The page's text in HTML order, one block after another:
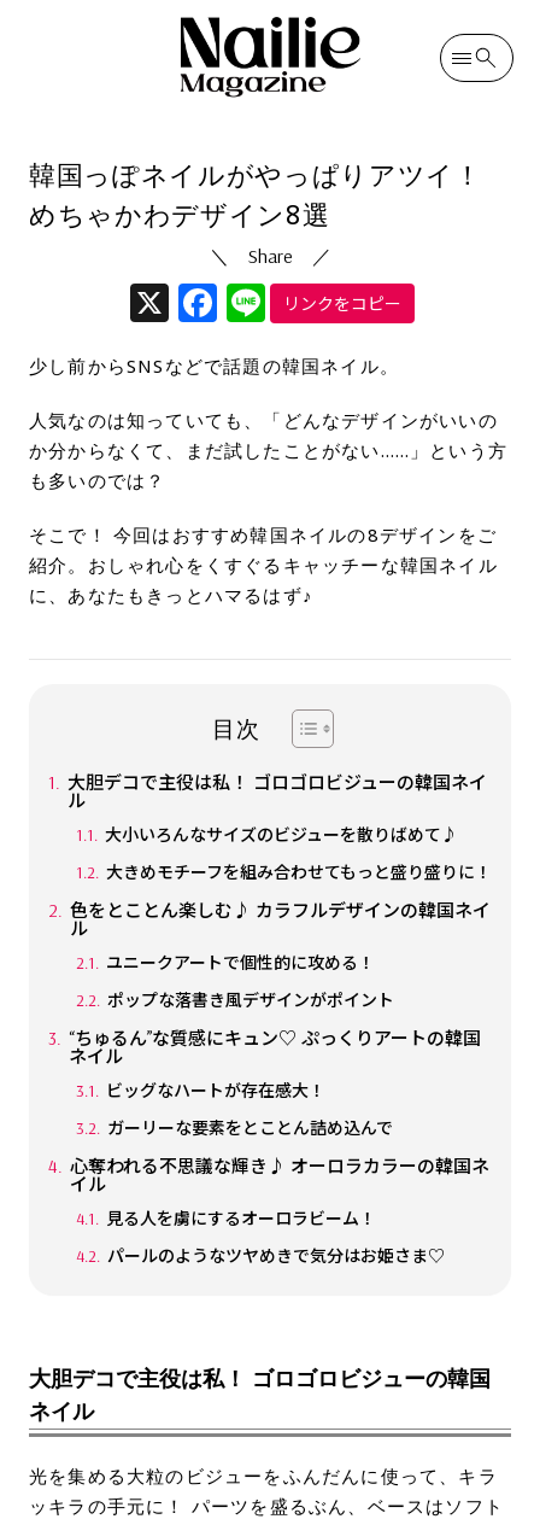
（更新日 2024/09/09）
韓国っぽネイルがやっぱりアツイ！
めちゃかわデザイン8選
X Facebook
Line
リンクをコピー
少し前からSNSなどで話題の韓国ネイル。
人気なのは知っていても、「どんなデザインがいいの
か分からなくて、まだ試したことがない……」という方
も多いのでは？
そこで！ 今回はおすすめ韓国ネイルの8デザインをご
紹介。おしゃれ心をくすぐるキャッチーな韓国ネイル
に、あなたもきっとハマるはず♪
目次
大胆デコで主役は私！ ゴロゴロビジューの韓国ネイ
ル
大小いろんなサイズのビジューを散りばめて♪
大きめモチーフを組み合わせてもっと盛り盛りに！
色をとことん楽しむ♪ カラフルデザインの韓国ネイ
ル
ユニークアートで個性的に攻める！
ポップな落書き風デザインがポイント
“ちゅるん”な質感にキュン♡ ぷっくりアートの韓国
ネイル
ビッグなハートが存在感大！
ガーリーな要素をとことん詰め込んで
心奪われる不思議な輝き♪ オーロラカラーの韓国ネ
イル
見る人を虜にするオーロラビーム！
パールのようなツヤめきで気分はお姫さま♡
大胆デコで主役は私！ ゴロゴロビジューの韓国
ネイル
光を集める大粒のビジューをふんだんに使って、キラ
ッキラの手元に！ パーツを盛るぶん、ベースはソフト